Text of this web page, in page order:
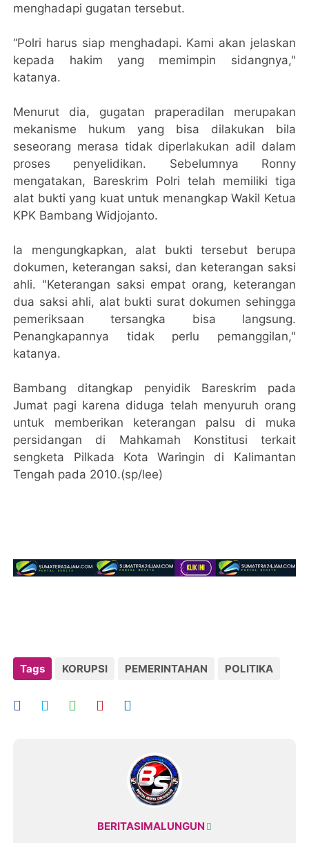
menghadapi gugatan tersebut.
“Polri harus siap menghadapi. Kami akan jelaskan
kepada hakim yang memimpin sidangnya,"
katanya.
Menurut dia, gugatan praperadilan merupakan
mekanisme hukum yang bisa dilakukan bila
seseorang merasa tidak diperlakukan adil dalam
proses penyelidikan. Sebelumnya Ronny
mengatakan, Bareskrim Polri telah memiliki tiga
alat bukti yang kuat untuk menangkap Wakil Ketua
KPK Bambang Widjojanto.
Ia mengungkapkan, alat bukti tersebut berupa
dokumen, keterangan saksi, dan keterangan saksi
ahli. "Keterangan saksi empat orang, keterangan
dua saksi ahli, alat bukti surat dokumen sehingga
pemeriksaan tersangka bisa langsung.
Penangkapannya tidak perlu pemanggilan,"
katanya.
Bambang ditangkap penyidik Bareskrim pada
Jumat pagi karena diduga telah menyuruh orang
untuk memberikan keterangan palsu di muka
persidangan di Mahkamah Konstitusi terkait
sengketa Pilkada Kota Waringin di Kalimantan
Tengah pada 2010.(sp/lee)
Tags KORUPSI PEMERINTAHAN POLITIKA
BERITASIMALUNGUN